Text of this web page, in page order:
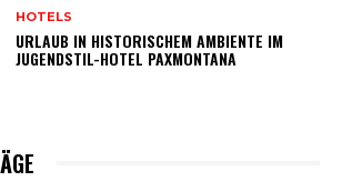
HOTELS
URLAUB IN HISTORISCHEM AMBIENTE IM
JUGENDSTIL-HOTEL PAXMONTANA